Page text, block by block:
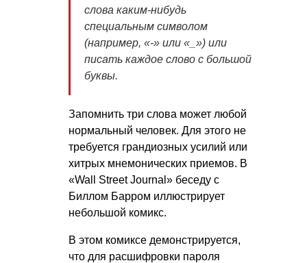
слова каким-нибудь
специальным символом
(например, «-» или «_») или
писать каждое слово с большой
буквы.
Запомнить три слова может любой
нормальный человек. Для этого не
требуется грандиозных усилий или
хитрых мнемонических приемов. В
«Wall Street Journal» беседу с
Биллом Барром иллюстрирует
небольшой комикс.
В этом комиксе демонстрируется,
что для расшифровки пароля